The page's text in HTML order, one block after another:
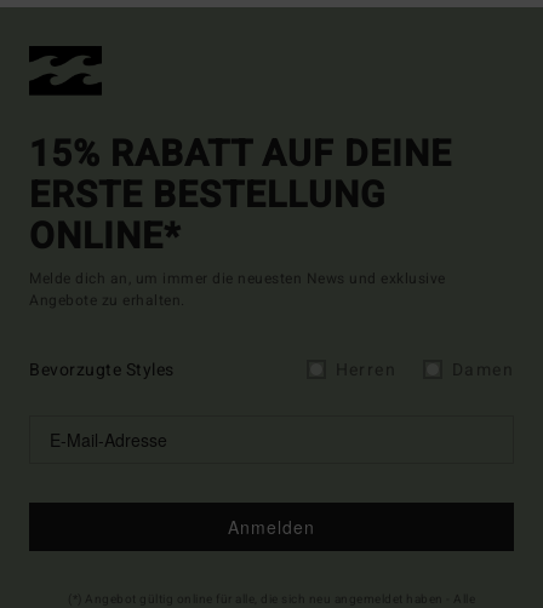
15% RABATT AUF DEINE
ERSTE BESTELLUNG
ONLINE*
Melde dich an, um immer die neuesten News und exklusive
Angebote zu erhalten.
Bevorzugte Styles
Anmelden